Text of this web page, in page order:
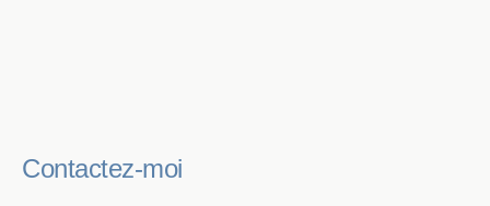
Contactez-moi